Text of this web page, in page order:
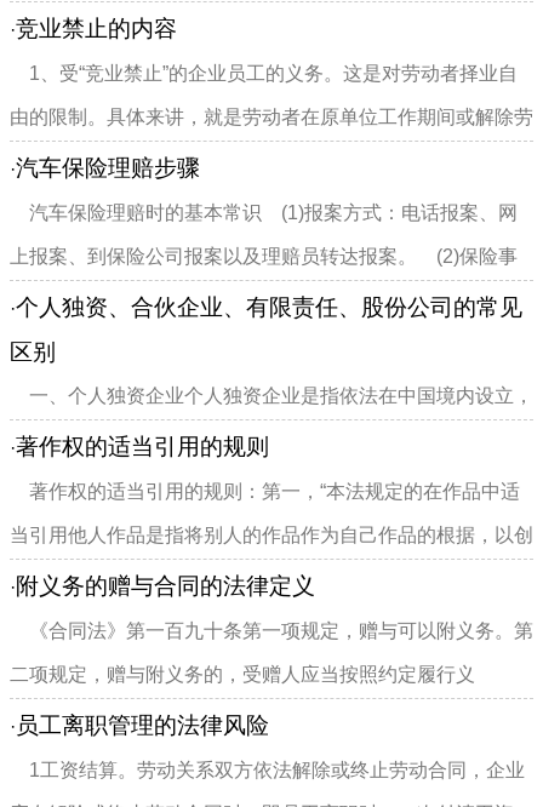
·竞业禁止的内容
1、受“竞业禁止”的企业员工的义务。这是对劳动者择业自
由的限制。具体来讲，就是劳动者在原单位工作期间或解除劳
动关系后一定期限内，不...
·汽车保险理赔步骤
汽车保险理赔时的基本常识 (1)报案方式：电话报案、网
上报案、到保险公司报案以及理赔员转达报案。 (2)保险事
故发生后，...
·个人独资、合伙企业、有限责任、股份公司的常见
区别
一、个人独资企业个人独资企业是指依法在中国境内设立，
由一个自然人投资，财产为投资人个人所有，投资人以其个人
财产对企业债务承担无限...
·著作权的适当引用的规则
著作权的适当引用的规则：第一，“本法规定的在作品中适
当引用他人作品是指将别人的作品作为自己作品的根据，以创
造新作品，...
·附义务的赠与合同的法律定义
《合同法》第一百九十条第一项规定，赠与可以附义务。第
二项规定，赠与附义务的，受赠人应当按照约定履行义
务。 ...
· 员工离职管理的法律风险
1工资结算。劳动关系双方依法解除或终止劳动合同，企业